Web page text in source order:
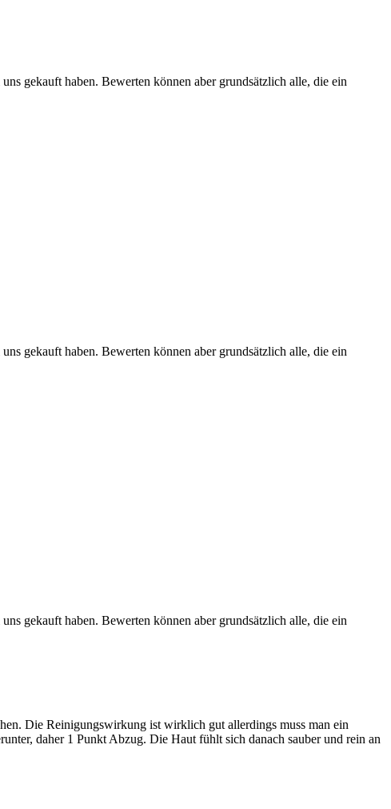
gekauft haben. Bewerten können aber grundsätzlich alle, die ein
gekauft haben. Bewerten können aber grundsätzlich alle, die ein
gekauft haben. Bewerten können aber grundsätzlich alle, die ein
Die Reinigungswirkung ist wirklich gut allerdings muss man ein
daher 1 Punkt Abzug. Die Haut fühlt sich danach sauber und rein an